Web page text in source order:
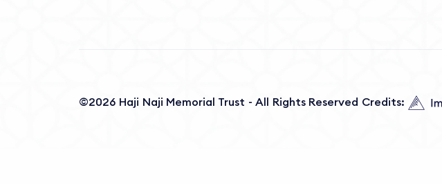
©2026 Haji Naji Memorial Trust - All Rights Reserved Credits: